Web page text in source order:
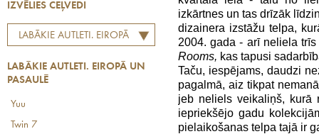
IZVĒLIES CEĻVEDI
LABĀKIE AUTLETI. EIROPĀ
LABĀKIE AUTLETI. EIROPĀ UN
PASAULĒ
Yuu
Twin 7
izkārtnes un tas drīzāk
dizainera izstāžu telpa,
2004. gada - arī neliela
Rooms, kas tapusi
Taču, iespējams, daudzi
pagalmā, aiz tikpat
jeb neliels veikaliņš, kurā
iepriekšējo gadu
pielaikošanas telpa tajā ir